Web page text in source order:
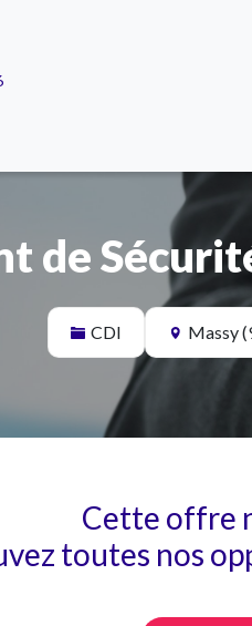
de
CDI Massy
Cette offre
toutes nos